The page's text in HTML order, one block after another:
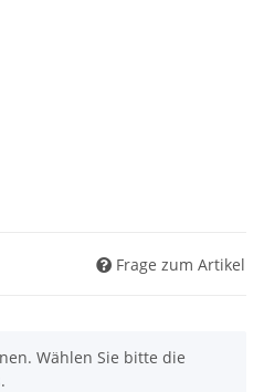
Frage zum Artikel
Wählen Sie bitte die